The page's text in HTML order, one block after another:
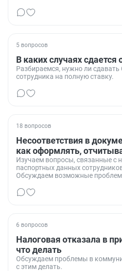
5 вопросов
В каких случаях
Разбираемся, нужно ли
сотрудника на полную ставку.
18 вопросов
Несоответствия в
как оформлять,
Изучаем вопросы, связанные с
паспортных данных
Обсуждаем возможные
6 вопросов
Налоговая отказала в
что делать
Обсуждаем проблемы в
с этим делать.